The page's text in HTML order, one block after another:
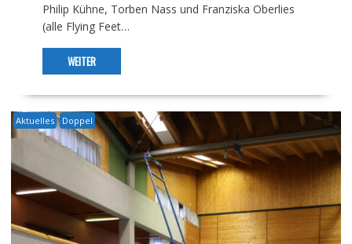
Philip Kühne, Torben Nass und Franziska Oberlies
(alle Flying Feet…
WEITER
Aktuelles Doppel